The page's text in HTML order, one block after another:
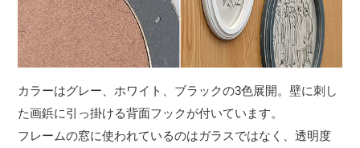
カラーはグレー、ホワイト、ブラックの3色展開。壁に刺し
た画鋲に引っ掛ける背面フックが付いています。
フレームの窓に使われているのはガラスではなく、透明度